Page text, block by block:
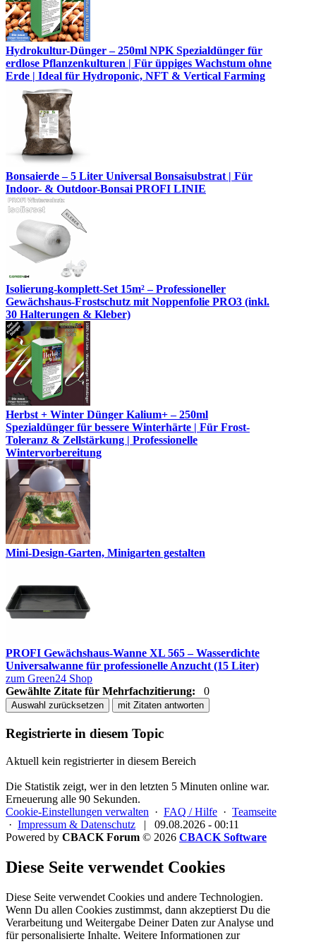
Hydrokultur-Dünger – 250ml NPK Spezialdünger für
erdlose Pflanzenkulturen | Für üppiges Wachstum ohne
Erde | Ideal für Hydroponic, NFT & Vertical Farming
Bonsaierde – 5 Liter Universal Bonsaisubstrat | Für
Indoor- & Outdoor-Bonsai PROFI LINIE
Isolierung-komplett-Set 15m² – Professioneller
Gewächshaus-Frostschutz mit Noppenfolie PRO3 (inkl.
30 Halterungen & Kleber)
Herbst + Winter Dünger Kalium+ – 250ml
Spezialdünger für bessere Winterhärte | Für Frost-
Toleranz & Zellstärkung | Professionelle
Wintervorbereitung
Mini-Design-Garten, Minigarten gestalten
PROFI Gewächshaus-Wanne XL 565 – Wasserdichte
Universalwanne für professionelle Anzucht (15 Liter)
zum Green24 Shop
Gewählte Zitate für Mehrfachzitierung:
0
Auswahl zurücksetzen mit Zitaten antworten
Registrierte in diesem Topic
Aktuell kein registrierter in diesem Bereich
Die Statistik zeigt, wer in den letzten 5 Minuten online war.
Erneuerung alle 90 Sekunden.
Cookie-Einstellungen verwalten · FAQ / Hilfe · Teamseite
· Impressum & Datenschutz |
09.08.2026 - 00:11
Powered by CBACK Forum © 2026 CBACK Software
Diese Seite verwendet Cookies
Diese Seite verwendet Cookies und andere Technologien.
Wenn Du allen Cookies zustimmst, dann akzeptierst Du die
Verarbeitung und Weitergabe Deiner Daten zur Analyse und
für personalisierte Inhalte. Weitere Informationen zur